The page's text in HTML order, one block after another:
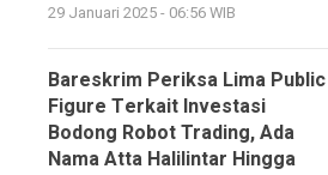
29 Januari 2025 - 06:56 WIB
Bareskrim Periksa Lima Public
Figure Terkait Investasi
Bodong Robot Trading, Ada
Nama Atta Halilintar Hingga